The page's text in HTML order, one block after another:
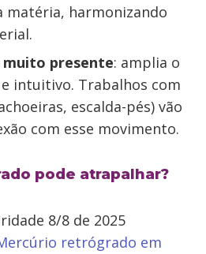
matéria, harmonizando
muito presente: amplia o
intuitivo. Trabalhos com
escalda-pés) vão
com esse movimento.
pode atrapalhar?
8/8 de 2025
retrógrado em